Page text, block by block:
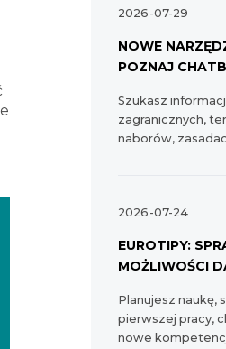
2026-07-29
NOWE
POZNAJ
Szukasz
zagranicznych,
naborów,
Erasmus+
do potrzebnych
2026-07-24
EUROTIPY:
MOŻLIWOŚCI
Planujesz naukę,
pierwszej pracy,
nowe